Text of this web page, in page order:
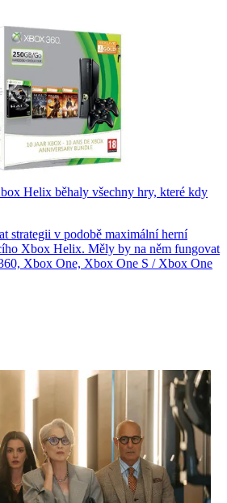
Helix běhaly všechny hry, které kdy
strategii v podobě maximální herní
Xbox Helix. Měly by na něm fungovat
Xbox One, Xbox One S / Xbox One